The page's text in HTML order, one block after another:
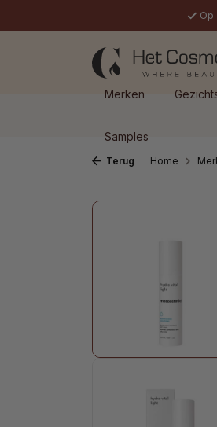
Merken
Samples
Terug Home
Afbeeldingengalerij